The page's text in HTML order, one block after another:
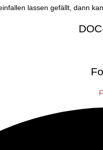
lassen gefällt, dann